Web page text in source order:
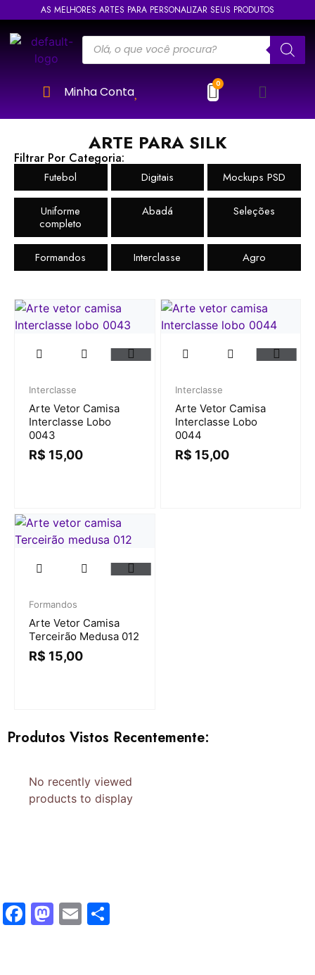
AS MELHORES ARTES PARA PERSONALIZAR SEUS PRODUTOS
Minha Conta
ARTE PARA SILK
Filtrar Por Categoria:
Futebol Digitais Mockups PSD
Uniforme
completo
Abadá Seleções
Formandos Interclasse Agro
Interclasse
Arte Vetor Camisa
Interclasse Lobo
0043
R$ 15,00
Interclasse
Arte Vetor Camisa
Interclasse Lobo
0044
R$ 15,00
Formandos
Arte Vetor Camisa
Terceirão Medusa 012
R$ 15,00
Produtos Vistos Recentemente:
No recently viewed
products to display
Facebook
Mastodon
Email